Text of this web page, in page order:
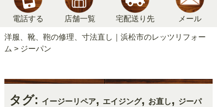
電話する 店舗一覧 宅配送り先 メール
洋服、靴、鞄の修理、寸法直し｜浜松市のレッツリフォー
ム > ジーパン
タグ: イージーリペア, エイジング, お直し, ジーパ